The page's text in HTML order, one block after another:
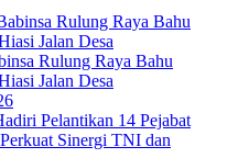
Rulung Raya Bahu
Jalan Desa